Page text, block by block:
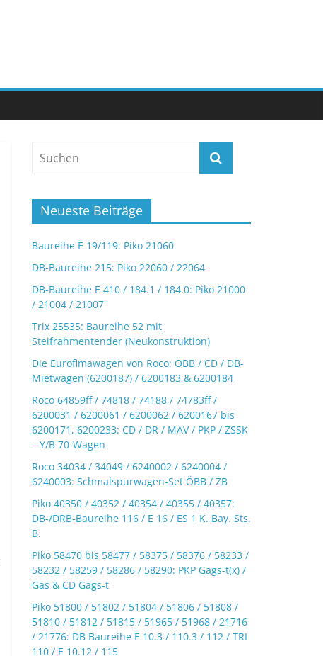
Neueste Beiträge
Baureihe E 19/119: Piko 21060
DB-Baureihe 215: Piko 22060 / 22064
DB-Baureihe E 410 / 184.1 / 184.0: Piko 21000
/ 21004 / 21007
Trix 25535: Baureihe 52 mit
Steifrahmentender (Neukonstruktion)
Die Eurofimawagen von Roco: ÖBB / CD / DB-
Mietwagen (6200187) / 6200183 & 6200184
Roco 64859ff / 74818 / 74188 / 74783ff /
6200031 / 6200061 / 6200062 / 6200167 bis
6200171, 6200233: CD / DR / MAV / PKP / ZSSK
– Y/B 70-Wagen
Roco 34034 / 34049 / 6240002 / 6240004 /
6240003: Schmalspurwagen-Set ÖBB / ZB
Piko 40350 / 40352 / 40354 / 40355 / 40357:
DB-/DRB-Baureihe 116 / E 16 / ES 1 K. Bay. Sts.
B.
Piko 58470 bis 58477 / 58375 / 58376 / 58233 /
58232 / 58259 / 58286 / 58290: PKP Gags-t(x) /
Gas & CD Gags-t
Piko 51800 / 51802 / 51804 / 51806 / 51808 /
51810 / 51812 / 51815 / 51965 / 51968 / 21716
/ 21776: DB Baureihe E 10.3 / 110.3 / 112 / TRI
110 / E 10.12 / 115